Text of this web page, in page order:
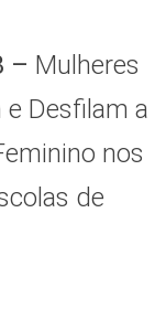
– Mulheres
e Desfilam a
nos
de